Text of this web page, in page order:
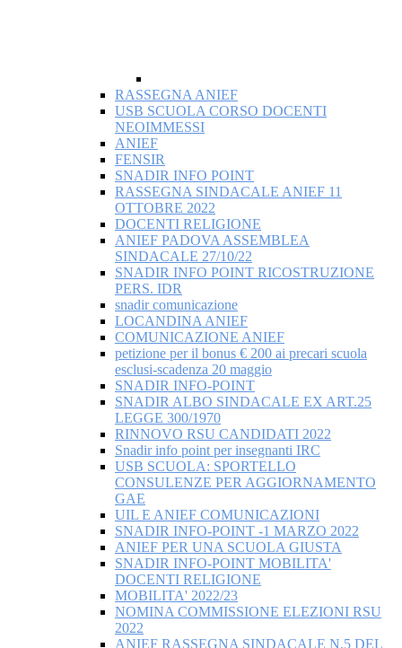
RASSEGNA ANIEF
USB SCUOLA CORSO DOCENTI
NEOIMMESSI
ANIEF
FENSIR
SNADIR INFO POINT
RASSEGNA SINDACALE ANIEF 11
OTTOBRE 2022
DOCENTI RELIGIONE
ANIEF PADOVA ASSEMBLEA
SINDACALE 27/10/22
SNADIR INFO POINT RICOSTRUZIONE
PERS. IDR
snadir comunicazione
LOCANDINA ANIEF
COMUNICAZIONE ANIEF
petizione per il bonus € 200 ai precari scuola
esclusi-scadenza 20 maggio
SNADIR INFO-POINT
SNADIR ALBO SINDACALE EX ART.25
LEGGE 300/1970
RINNOVO RSU CANDIDATI 2022
Snadir info point per insegnanti IRC
USB SCUOLA: SPORTELLO
CONSULENZE PER AGGIORNAMENTO
GAE
UIL E ANIEF COMUNICAZIONI
SNADIR INFO-POINT -1 MARZO 2022
ANIEF PER UNA SCUOLA GIUSTA
SNADIR INFO-POINT MOBILITA'
DOCENTI RELIGIONE
MOBILITA' 2022/23
NOMINA COMMISSIONE ELEZIONI RSU
2022
ANIEF RASSEGNA SINDACALE N.5 DEL